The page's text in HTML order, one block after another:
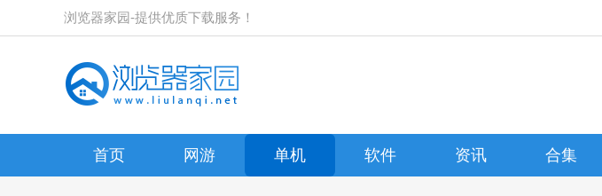
浏览器家园-提供优质下载服务！
首页 网游 单机 软件 资讯 合集